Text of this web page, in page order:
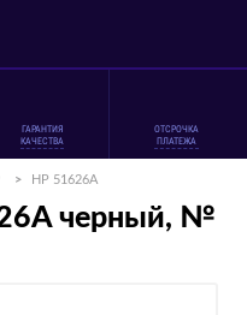
ГАРАНТИЯ
КАЧЕСТВА
ОТСРОЧКА
ПЛАТЕЖА
> HP 51626A
черный, №